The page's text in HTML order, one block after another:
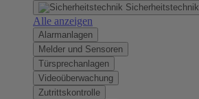
Sicherheitstechnik
Alle anzeigen
Alarmanlagen
Melder und Sensoren
Türsprechanlagen
Videoüberwachung
Zutrittskontrolle